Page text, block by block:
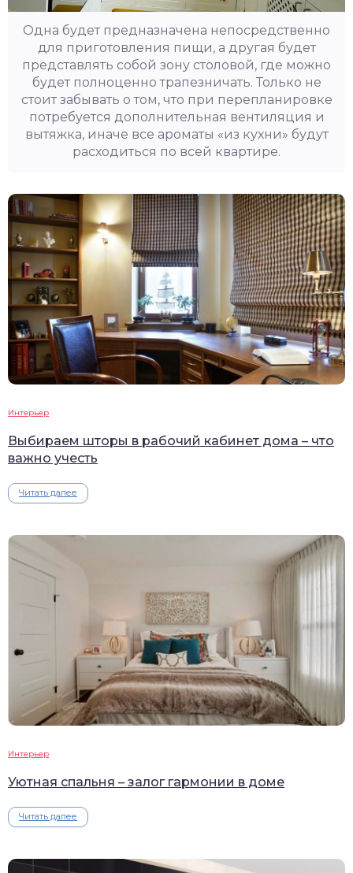
Одна будет предназначена непосредственно
для приготовления пищи, а другая будет
представлять собой зону столовой, где можно
будет полноценно трапезничать. Только не
стоит забывать о том, что при перепланировке
потребуется дополнительная вентиляция и
вытяжка, иначе все ароматы «из кухни» будут
расходиться по всей квартире.
Интерьер
Выбираем шторы в рабочий кабинет дома – что
важно учесть
Читать далее
Интерьер
Уютная спальня – залог гармонии в доме
Читать далее